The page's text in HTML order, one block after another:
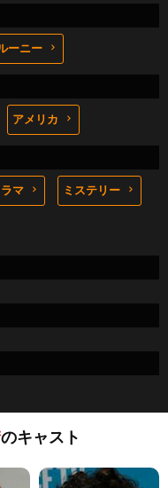
ーニー
アメリカ
ラマ ミステリー
のキャスト